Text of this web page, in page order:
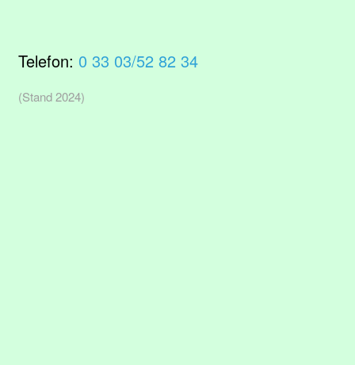
Telefon: 0 33 03/52 82 34
(Stand 2024)